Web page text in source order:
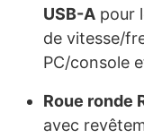
USB-A pour
de vitesse/
PC/console
Roue ronde
avec